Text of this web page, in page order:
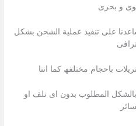
و بحرى
على تنفیذ عملیة الشحن بشكل
باحجام مختلفھ كما اننا
المطلوب بدون اى تلف او